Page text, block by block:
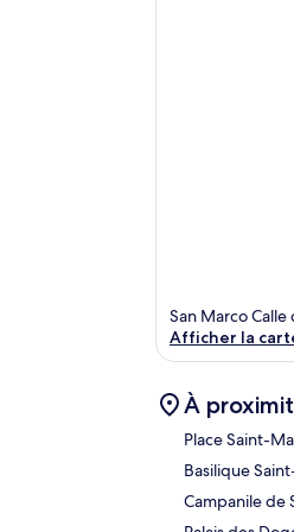
San Marco
Afficher la
À
Place Saint-
Basilique
Campanile de